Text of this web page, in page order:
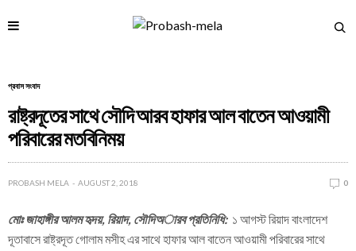
প্রবাস সংবাদ
রাষ্ট্রদূতের সাথে সৌদি আরব হাফার আল বাতেন আওয়ামী
পরিবারের মতবিনিময়
PROBASH MELA AUGUST 2, 2018 0
মোঃ জাহাঙ্গীর আলম হৃদয়, রিয়াদ, সৌদিঅারব প্রতিনিধি:১ আগস্ট রিয়াদ বাংলাদেশ
দূতাবাসে রাষ্ট্রদূত গোলাম মসীহ এর সাথে হাফার আল বাতেন আওয়ামী পরিবারের সাথে